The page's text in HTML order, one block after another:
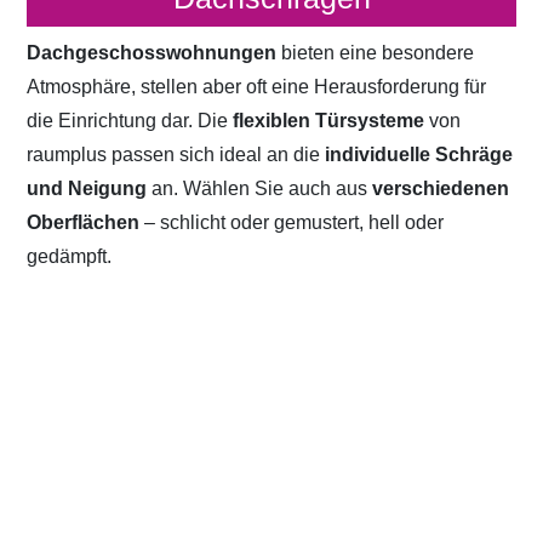
Dachgeschosswohnungen bieten eine besondere
Atmosphäre, stellen aber oft eine Herausforderung für
die Einrichtung dar. Dieflexiblen Türsystemevon
raumplus passen sich ideal an die individuelle Schräge
und Neigung an. Wählen Sie auch ausverschiedenen
Oberflächen – schlicht oder gemustert, hell oder
gedämpft.